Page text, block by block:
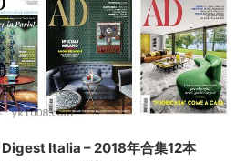
Italia – 2018年合集12本